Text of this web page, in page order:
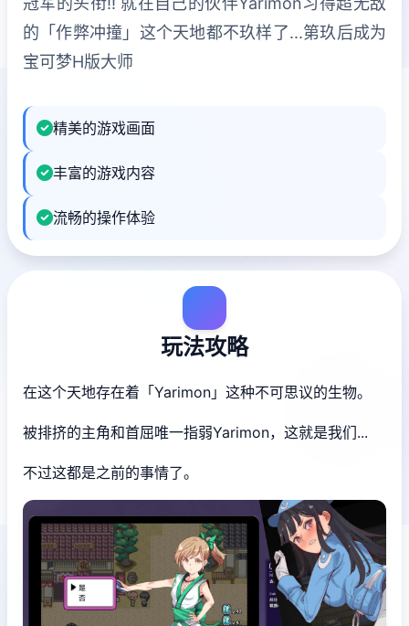
的「作弊冲撞」这个天地都不玖样了...第玖后成为
宝可梦H版大师
精美的游戏画面
丰富的游戏内容
流畅的操作体验
玩法攻略
在这个天地存在着「Yarimon」这种不可思议的生物。
被排挤的主角和首屈唯一指弱Yarimon，这就是我们...
不过这都是之前的事情了。